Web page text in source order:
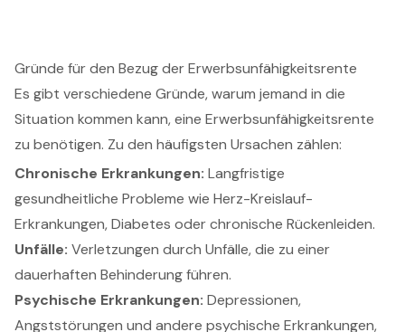
Gründe für den Bezug der Erwerbsunfähigkeitsrente
Es gibt verschiedene Gründe, warum jemand in die
Situation kommen kann, eine Erwerbsunfähigkeitsrente
zu benötigen. Zu den häufigsten Ursachen zählen:
Chronische Erkrankungen: Langfristige
gesundheitliche Probleme wie Herz-Kreislauf-
Erkrankungen, Diabetes oder chronische Rückenleiden.
Unfälle: Verletzungen durch Unfälle, die zu einer
dauerhaften Behinderung führen.
Psychische Erkrankungen: Depressionen,
Angststörungen und andere psychische Erkrankungen,